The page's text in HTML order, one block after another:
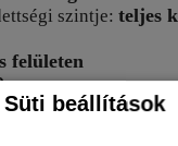
Süti beállítások
szintje: teljes
felületen
mm